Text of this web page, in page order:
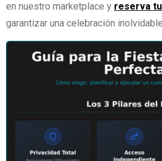
en nuestro marketplace y reserva
garantizar una celebración